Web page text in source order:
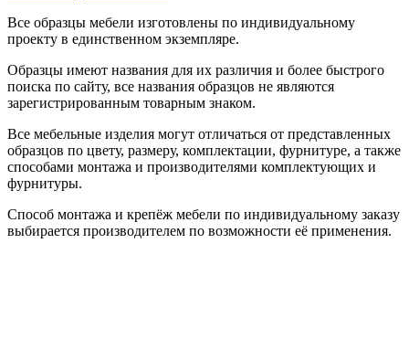
Все образцы мебели изготовлены по индивидуальному
проекту в единственном экземпляре.
Образцы имеют названия для их различия и более быстрого
поиска по сайту, все названия образцов не являются
зарегистрированным товарным знаком.
Все мебельные изделия могут отличаться от представленных
образцов по цвету, размеру, комплектации, фурнитуре, а также
способами монтажа и производителями комплектующих и
фурнитуры.
Способ монтажа и крепёж мебели по индивидуальному заказу
выбирается производителем по возможности её применения.